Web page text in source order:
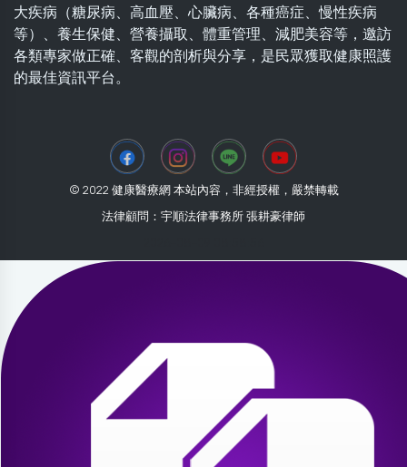
大疾病（糖尿病、高血壓、心臟病、各種癌症、慢性疾病
等）、養生保健、營養攝取、體重管理、減肥美容等，邀訪
各類專家做正確、客觀的剖析與分享，是民眾獲取健康照護
的最佳資訊平台。
© 2022 健康醫療網 本站內容，非經授權，嚴禁轉載
法律顧問：宇順法律事務所 張耕豪律師